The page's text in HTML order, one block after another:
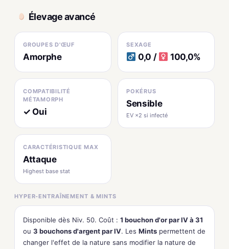
Élevage avancé
GROUPES D'ŒUF
Amorphe
SEXAGE
0,0 / 100,0%
COMPATIBILITÉ
MÉTAMORPH
✓ Oui
POKÉRUS
Sensible
EV ×2 si infecté
CARACTÉRISTIQUE MAX
Attaque
Highest base stat
HYPER-ENTRAÎNEMENT & MINTS
Disponible dès Niv. 50. Coût : 1 bouchon d'or par IV à 31
ou 3 bouchons d'argent par IV. Les Mints permettent de
changer l'effet de la nature sans modifier la nature de